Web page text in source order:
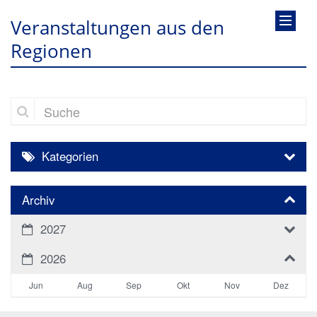
Veranstaltungen aus den
Regionen
Suche
Kategorien
Archiv
2027
2026
Jun Aug Sep Okt Nov Dez